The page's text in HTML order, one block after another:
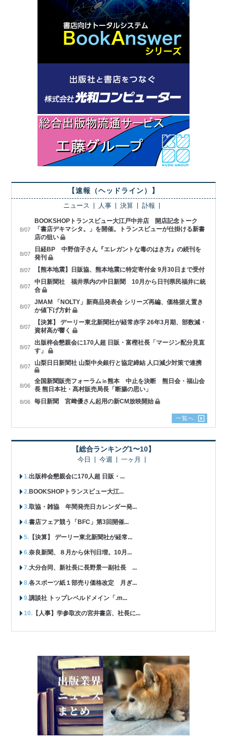
【速報（ヘッドライン）】
ニュース 人事 決算 訃報
8/07
BOOKSHOPトランスビュー大江戸中井店 開店記念トーク
「書店デキマシタ。」を開催。トランスビューが仕掛ける新書
店の狙い
8/07
日経BP 中野信子さん『エレガントな毒のはき方』の続刊を
発刊
8/07 【熊本地震】日販協、熊本地震に特定寄付金 9月30日まで受付
8/07
中日新聞社 福井県内の中日新聞 10月から日刊県民福井に統
合
8/07
JMAM 「NOLTY」新商品発表会 シリーズ再編、価格据え置き
か値下げ方針
8/07
【決算】 デーリー東北新聞社が経常赤字 26年3月期、部数減・
資材高が響く
8/07
出版梓会懇親会に170人超 日販・富樫社長「マージン配分見直
す」
8/07 山梨日日新聞社 山梨中央銀行と協定締結 人口減少対策で連携
8/06
全国新聞販売フォーラム㏌熊本 中止を決断 熊日会・福山会
長 熊日本社・髙村販売局長「断腸の思い」
8/06 毎日新聞 宮﨑優さん起用の新CM放映開始
一覧へ
【総合ランキング1〜10】
今日 今週 一ヶ月
出版梓会懇親会に170人超 日販・...
BOOKSHOPトランスビュー大江...
取協・雑協 年間発売日カレンダー発...
書店フェア競う「BFC」第3回開催...
【決算】 デーリー東北新聞社が経常...
奈良新聞、８月から休刊日増。10月...
大分合同、新社長に長野景一副社長 ...
各スポーツ紙１部売り価格改定 月ぎ...
講談社 トップレベルドメイン「.m...
【人事】学参取次の宮井書店、社長に...